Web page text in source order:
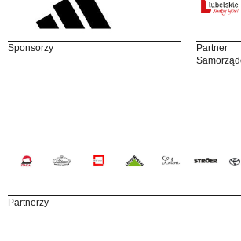
Sponsorzy
Partner
Partnerzy